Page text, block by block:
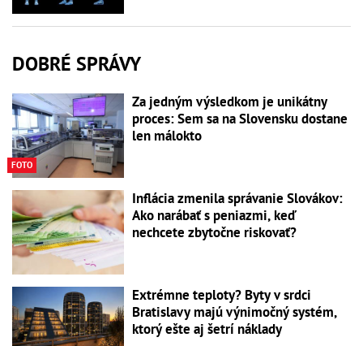
DOBRÉ SPRÁVY
FOTO
Za jedným výsledkom je unikátny
proces: Sem sa na Slovensku dostane
len málokto
Inflácia zmenila správanie Slovákov:
Ako narábať s peniazmi, keď
nechcete zbytočne riskovať?
Extrémne teploty? Byty v srdci
Bratislavy majú výnimočný systém,
ktorý ešte aj šetrí náklady